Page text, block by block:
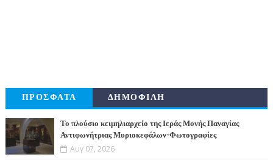
ΠΡΟΣΦΑΤΑ ΔΗΜΟΦΙΛΗ
Το πλούσιο κειμηλιαρχείο της Ιεράς Μονής Παναγίας
Αντιφωνήτριας Μυριοκεφάλων-Φωτογραφίες
Αυγ 07, 2026